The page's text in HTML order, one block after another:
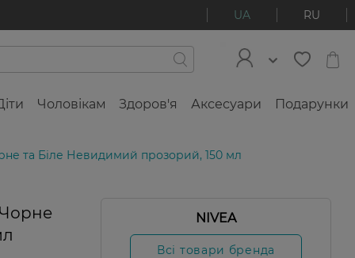
UA RU
Чоловікам Здоров'я Аксесуари Подарунки
та Біле Невидимий прозорий, 150 мл
NIVEA
Всі товари бренда